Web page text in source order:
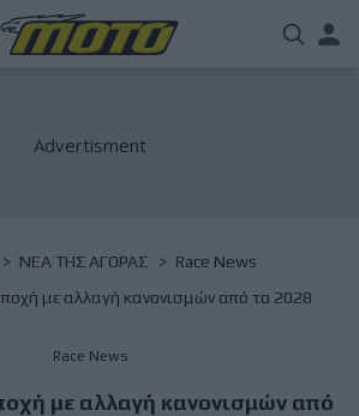
NΕΑ ΤΗΣ ΑΓΟΡΑΣ
Race News
με αλλαγή κανονισμών από το 2028
Race News
με αλλαγή κανονισμών από